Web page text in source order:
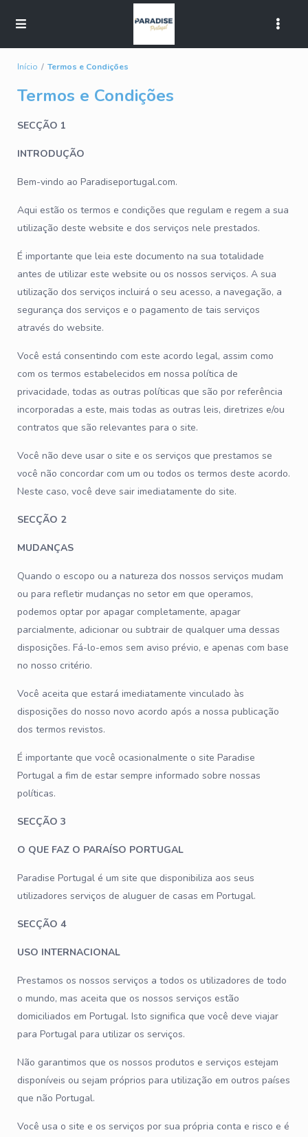
Início Termos e Condições
Termos e Condições
SECÇÃO 1
INTRODUÇÃO
Bem-vindo ao Paradiseportugal.com.
Aqui estão os termos e condições que regulam e regem a sua
utilização deste website e dos serviços nele prestados.
É importante que leia este documento na sua totalidade
antes de utilizar este website ou os nossos serviços. A sua
utilização dos serviços incluirá o seu acesso, a navegação, a
segurança dos serviços e o pagamento de tais serviços
através do website.
Você está consentindo com este acordo legal, assim como
com os termos estabelecidos em nossa política de
privacidade, todas as outras políticas que são por referência
incorporadas a este, mais todas as outras leis, diretrizes e/ou
contratos que são relevantes para o site.
Você não deve usar o site e os serviços que prestamos se
você não concordar com um ou todos os termos deste acordo.
Neste caso, você deve sair imediatamente do site.
SECÇÃO 2
MUDANÇAS
Quando o escopo ou a natureza dos nossos serviços mudam
ou para refletir mudanças no setor em que operamos,
podemos optar por apagar completamente, apagar
parcialmente, adicionar ou subtrair de qualquer uma dessas
disposições. Fá-lo-emos sem aviso prévio, e apenas com base
no nosso critério.
Você aceita que estará imediatamente vinculado às
disposições do nosso novo acordo após a nossa publicação
dos termos revistos.
É importante que você ocasionalmente o site Paradise
Portugal a fim de estar sempre informado sobre nossas
políticas.
SECÇÃO 3
O QUE FAZ O PARAÍSO PORTUGAL
Paradise Portugal é um site que disponibiliza aos seus
utilizadores serviços de aluguer de casas em Portugal.
SECÇÃO 4
USO INTERNACIONAL
Prestamos os nossos serviços a todos os utilizadores de todo
o mundo, mas aceita que os nossos serviços estão
domiciliados em Portugal. Isto significa que você deve viajar
para Portugal para utilizar os serviços.
Não garantimos que os nossos produtos e serviços estejam
disponíveis ou sejam próprios para utilização em outros países
que não Portugal.
Você usa o site e os serviços por sua própria conta e risco e é